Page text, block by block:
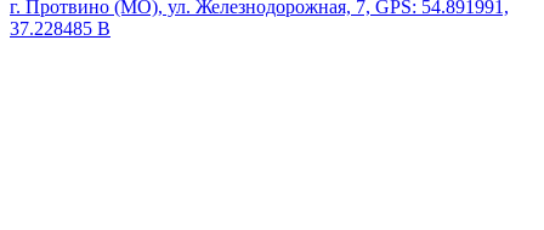
г. Протвино (МО), ул. Железнодорожная, 7, GPS: 54.891991,
37.228485 В